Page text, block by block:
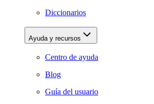
Diccionarios
Ayuda y recursos
Centro de ayuda
Blog
Guía del usuario